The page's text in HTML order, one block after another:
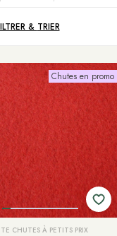
& TRIER
Chutes en promo
CHUTES À PETITS PRIX